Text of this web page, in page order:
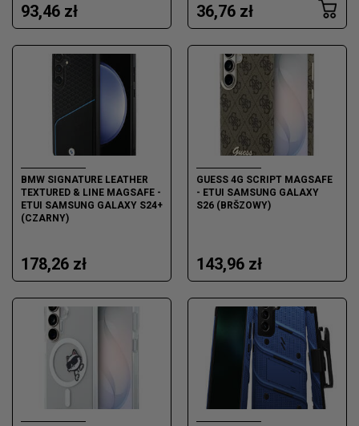
93,46 zł 36,76 zł
BMW SIGNATURE LEATHER
TEXTURED & LINE MAGSAFE -
ETUI SAMSUNG GALAXY S24+
(CZARNY)
178,26 zł
GUESS 4G SCRIPT MAGSAFE
- ETUI SAMSUNG GALAXY
S26 (BRŠZOWY)
143,96 zł